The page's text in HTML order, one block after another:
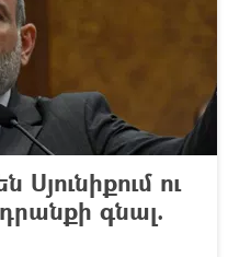
Սյունիքում ու
գնալ.